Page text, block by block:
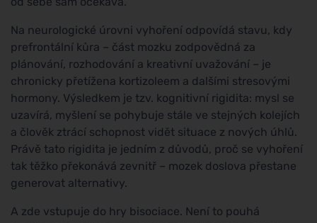
Na neurologické úrovni vyhoření odpovídá stavu, kdy
prefrontální kůra – část mozku zodpovědná za
plánování, rozhodování a kreativní uvažování – je
chronicky přetížena kortizoleem a dalšími stresovými
hormony. Výsledkem je tzv. kognitivní rigidita: mysl se
uzavírá, myšlení se pohybuje stále ve stejných kolejích
a člověk ztrácí schopnost vidět situace z nových úhlů.
Právě tato rigidita je jedním z důvodů, proč se vyhoření
tak těžko překonává zevnitř – mozek doslova přestane
generovat alternativy.
A zde vstupuje do hry bisociace. Není to pouhá